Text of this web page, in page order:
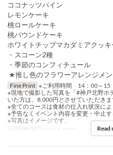
ココナッツパイン
レモンケーキ
桃ロールケーキ
桃パウンドケーキ
ホワイトチップマカダミアクッキ
・スコーン2種
・季節のコンフィチュール
★推し色のフラワーアレンジメン
Fine Print ※ご利用時間 14：00～15
※現地で撮影した写真を「#神戸北野ホ
いた方は、8,000円とさせていただきま
※全てのコースは食材の仕入れ状況に
※予告なくイベント内容を変更・中止す
※写真はイメージです。
Valid Dates
Oct 16, 2023 ~ Read